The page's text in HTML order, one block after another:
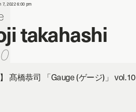
7, 2022 6:00 pm
takahashi
】 髙橋恭司 「Gauge (ゲージ)」 vol.10